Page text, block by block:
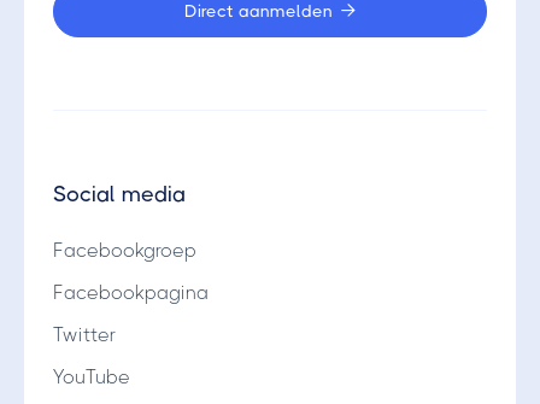
Direct aanmelden 
Social media
Facebookgroep
Facebookpagina
Twitter
YouTube